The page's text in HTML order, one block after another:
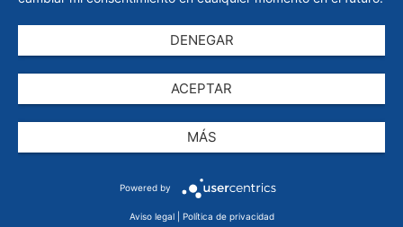
DENEGAR
ACEPTAR
MÁS
Powered by
Aviso legal Política de privacidad